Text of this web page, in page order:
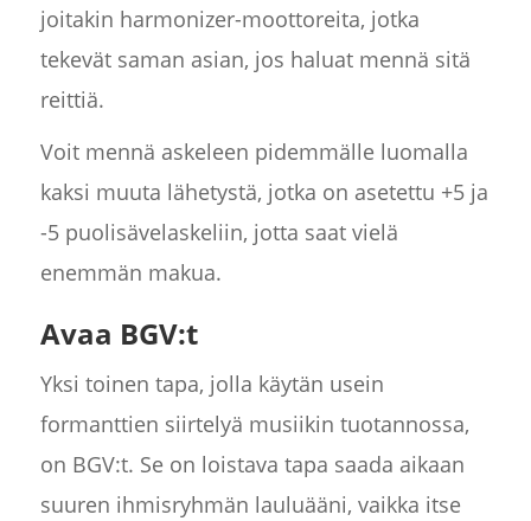
joitakin harmonizer-moottoreita, jotka
tekevät saman asian, jos haluat mennä sitä
reittiä.
Voit mennä askeleen pidemmälle luomalla
kaksi muuta lähetystä, jotka on asetettu +5 ja
-5 puolisävelaskeliin, jotta saat vielä
enemmän makua.
Avaa BGV:t
Yksi toinen tapa, jolla käytän usein
formanttien siirtelyä musiikin tuotannossa,
on BGV:t. Se on loistava tapa saada aikaan
suuren ihmisryhmän lauluääni, vaikka itse